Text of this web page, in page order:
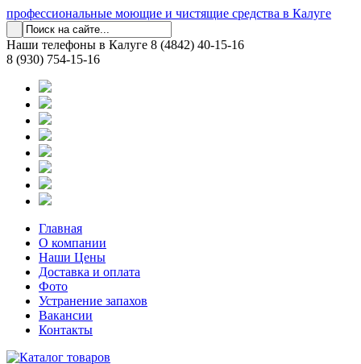
профессиональные моющие и чистящие средства в Калуге
Наши телефоны в Калуге 8 (4842) 40-15-16
8 (930) 754-15-16
Главная
О компании
Наши Цены
Доставка и оплата
Фото
Устранение запахов
Вакансии
Контакты